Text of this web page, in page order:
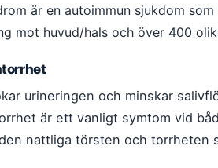
är en autoimmun sjukdom
mot huvud/hals och över 400
urineringen och minskar
är ett vanligt symtom vid
nattliga törsten och torrheten